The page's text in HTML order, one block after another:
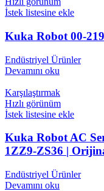
İstek listesine ekle
Kuka Robot 00-
Endüstriyel Ürünler
Devamını oku
Karşılaştırmak
Hızlı görünüm
İstek listesine ekle
Kuka Robot AC
1ZZ9-ZS36 |
Endüstriyel Ürünler
Devamını oku